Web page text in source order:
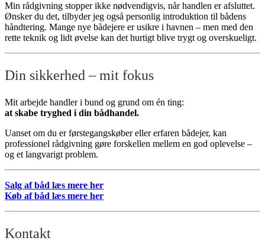
Min rådgivning stopper ikke nødvendigvis, når handlen er afsluttet.
Ønsker du det, tilbyder jeg også personlig introduktion til bådens
håndtering. Mange nye bådejere er usikre i havnen – men med den
rette teknik og lidt øvelse kan det hurtigt blive trygt og overskueligt.
Din sikkerhed – mit fokus
Mit arbejde handler i bund og grund om én ting:
at skabe tryghed i din bådhandel.
Uanset om du er førstegangskøber eller erfaren bådejer, kan
professionel rådgivning gøre forskellen mellem en god oplevelse –
og et langvarigt problem.
Salg af båd læs mere her
Køb af båd læs mere her
Kontakt